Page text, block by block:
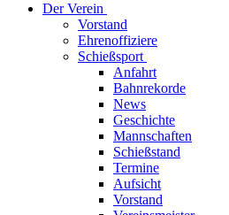
Der Verein
Vorstand
Ehrenoffiziere
Schießsport
Anfahrt
Bahnrekorde
News
Geschichte
Mannschaften
Schießstand
Termine
Aufsicht
Vorstand